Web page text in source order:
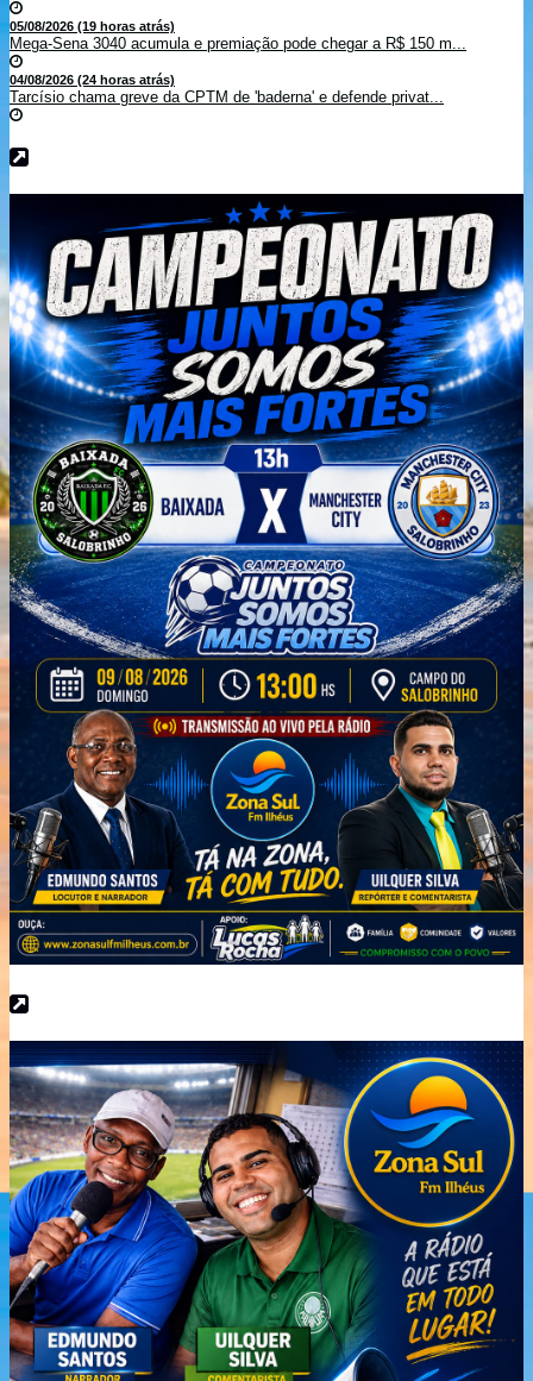
05/08/2026 (19 horas atrás)
Mega-Sena 3040 acumula e premiação pode chegar a R$ 150 m...
04/08/2026 (24 horas atrás)
Tarcísio chama greve da CPTM de 'baderna' e defende privat...